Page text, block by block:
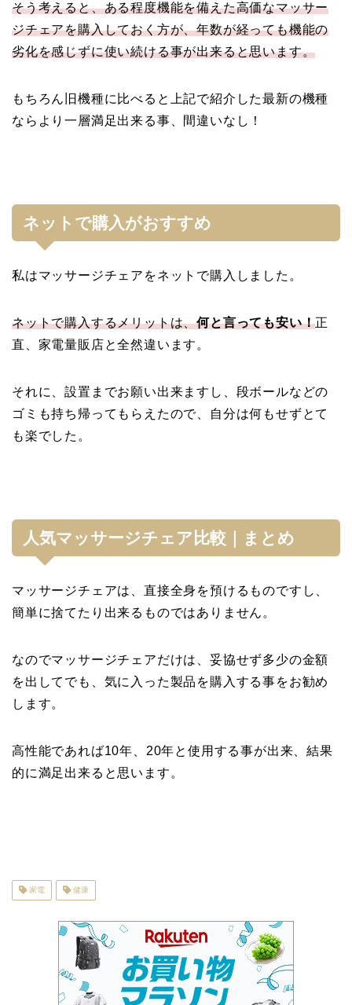
そう考えると、ある程度機能を備えた高価なマッサー
ジチェアを購入しておく方が、年数が経っても機能の
劣化を感じずに使い続ける事が出来ると思います。
もちろん旧機種に比べると上記で紹介した最新の機種
ならより一層満足出来る事、間違いなし！
ネットで購入がおすすめ
私はマッサージチェアをネットで購入しました。
ネットで購入するメリットは、何と言っても安い！正
直、家電量販店と全然違います。
それに、設置までお願い出来ますし、段ボールなどの
ゴミも持ち帰ってもらえたので、自分は何もせずとて
も楽でした。
人気マッサージチェア比較｜まとめ
マッサージチェアは、直接全身を預けるものですし、
簡単に捨てたり出来るものではありません。
なのでマッサージチェアだけは、妥協せず多少の金額
を出してでも、気に入った製品を購入する事をお勧め
します。
高性能であれば10年、20年と使用する事が出来、結果
的に満足出来ると思います。
家電 健康